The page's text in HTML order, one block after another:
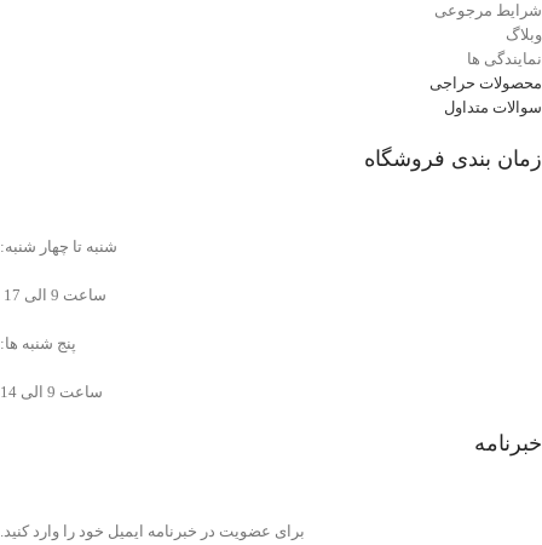
شرایط مرجوعی
وبلاگ
نمایندگی ها
محصولات حراجی
سوالات متداول
زمان بندی فروشگاه
شنبه تا چهار شنبه:
ساعت 9 الی 17
پنج شنبه ها:
ساعت 9 الی 14
خبرنامه
برای عضویت در خبرنامه ایمیل خود را وارد کنید.